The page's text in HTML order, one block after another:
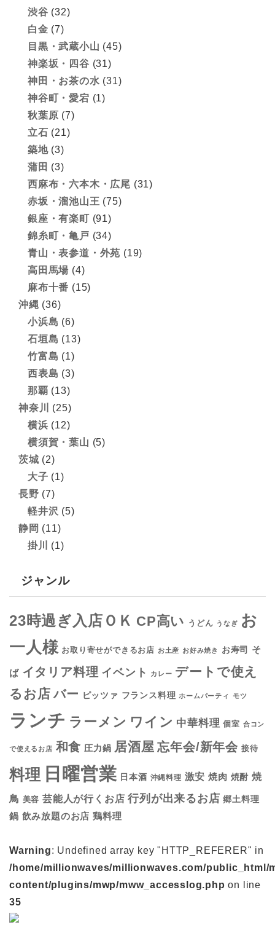
渋谷 (32)
白金 (7)
目黒・武蔵小山 (45)
神楽坂・四谷 (31)
神田・お茶の水 (31)
神谷町・愛宕 (1)
秋葉原 (7)
立石 (21)
築地(3)
蒲田 (3)
西麻布・六本木・広尾 (31)
赤坂・溜池山王 (75)
銀座・有楽町 (91)
錦糸町・亀戸 (34)
青山・表参道・外苑 (19)
高田馬場 (4)
麻布十番 (15)
沖縄 (36)
小浜島 (6)
石垣島 (13)
竹富島 (1)
西表島 (3)
那覇 (13)
神奈川
(25)
横浜 (12)
横須賀・葉山 (5)
茨城 (2)
大子 (1)
長野 (7)
軽井沢 (5)
静岡 (11)
掛川
(1)
ジャンル
23時過ぎ入店ＯＫ CP高い うどん うなぎ お
一人様 お取り寄せができるお店 お土産 お好み焼き お寿司 そ
ば イタリア料理 イベント カレー デートで使え
るお店 バー ピッツァ フランス料理 ホームパーティ モツ
ランチ ラーメン ワイン 中華料理 個室 合コン
で使えるお店 和食 圧力鍋 居酒屋 忘年会/新年会 接待
料理 日曜営業 日本酒 沖縄料理 激安 焼肉 焼酎 焼
鳥 美容 芸能人が行くお店 行列が出来るお店 郷土料理
鍋 飲み放題のお店 鶏料理
Warning: Undefined array key "HTTP_REFERER" in
/home/millionwaves/millionwaves.com/public_html/
content/plugins/mwp/mww_accesslog.php on line
35